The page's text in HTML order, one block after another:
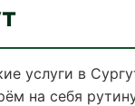
услуги в
на себя